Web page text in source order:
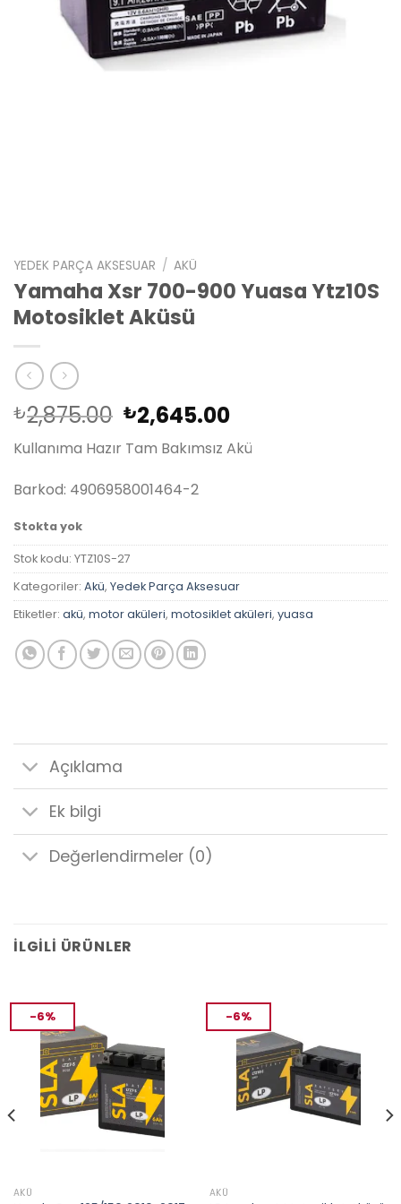
YEDEK PARÇA AKSESUAR / AKÜ
Yamaha Xsr 700-900 Yuasa Ytz10S
Motosiklet Aküsü
₺2,875.00 Orijinal
fiyat:
₺2,875.00.
₺2,645.00Şu
andaki
fiyat:
Kullanıma Hazır Tam Bakımsız Akü
Barkod: 4906958001464-2
Stokta yok
Stok kodu: YTZ10S-27
Kategoriler: Akü, Yedek Parça Aksesuar
Etiketler: akü, motor aküleri, motosiklet aküleri, yuasa
Açıklama
Ek bilgi
Değerlendirmeler (0)
İLGILI ÜRÜNLER
-6%
AKÜ
-6%
AKÜ